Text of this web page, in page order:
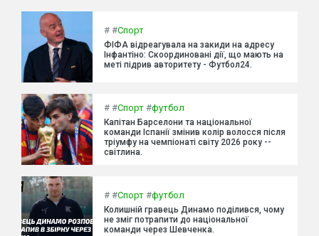
# #Спорт
ФІФА відреагувала на закиди на адресу
Інфантіно: Скоординовані дії, що мають на
меті підрив авторитету - Футбол24.
# #Спорт #футбол
Капітан Барселони та національної
команди Іспанії змінив колір волосся після
тріумфу на чемпіонаті світу 2026 року --
світлина.
# #Спорт #футбол
Колишній гравець Динамо поділився, чому
не зміг потрапити до національної
команди через Шевченка.